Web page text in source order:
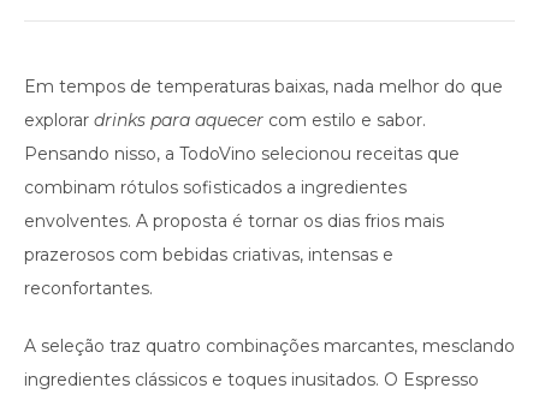
Em tempos de temperaturas baixas, nada melhor do que
explorar drinks para aquecer com estilo e sabor.
Pensando nisso, a TodoVino selecionou receitas que
combinam rótulos sofisticados a ingredientes
envolventes. A proposta é tornar os dias frios mais
prazerosos com bebidas criativas, intensas e
reconfortantes.
A seleção traz quatro combinações marcantes, mesclando
ingredientes clássicos e toques inusitados. O Espresso